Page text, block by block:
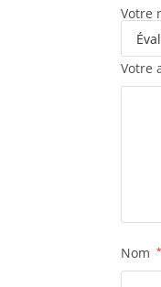
Votre
Votre
Nom *